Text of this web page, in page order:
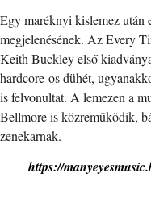
Egy maréknyi kislemez után
megjelenésének. Az Every
Keith Buckley első
hardcore-os dühét,
is felvonultat. A lemezen a
Bellmore is közreműködik,
zenekarnak.
https://